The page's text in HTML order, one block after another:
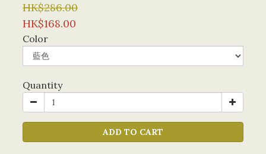
HK$286.00
HK$168.00
Color
Quantity
ADD TO CART